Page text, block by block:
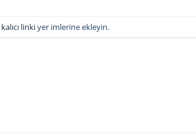
kalıcı linkiyer imlerine ekleyin.